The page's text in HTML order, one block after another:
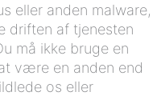
eller anden malware,
driften af tjenesten
må ikke bruge en
være en anden end
os eller